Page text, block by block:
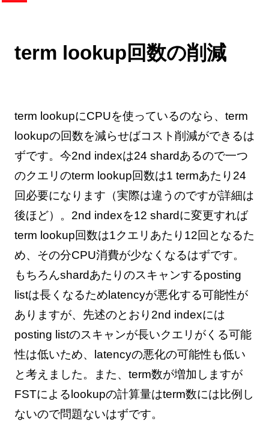
term lookup回数の削減
term lookupにCPUを使っているのなら、term
lookupの回数を減らせばコスト削減ができるは
ずです。今2nd indexは24 shardあるので一つ
のクエリのterm lookup回数は1 termあたり24
回必要になります（実際は違うのですが詳細は
後ほど）。2nd indexを12 shardに変更すれば
term lookup回数は1クエリあたり12回となるた
め、その分CPU消費が少なくなるはずです。
もちろんshardあたりのスキャンするposting
listは長くなるためlatencyが悪化する可能性が
ありますが、先述のとおり2nd indexには
posting listのスキャンが長いクエリがくる可能
性は低いため、latencyの悪化の可能性も低い
と考えました。また、term数が増加しますが
FSTによるlookupの計算量はterm数には比例し
ないので問題ないはずです。